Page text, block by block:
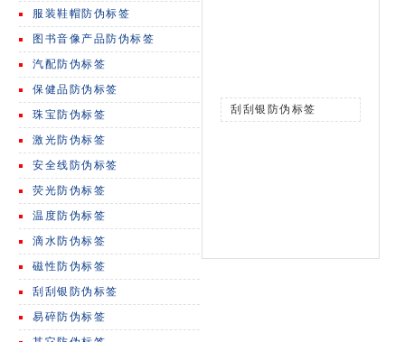
服装鞋帽防伪标签
图书音像产品防伪标签
汽配防伪标签
保健品防伪标签
珠宝防伪标签
激光防伪标签
安全线防伪标签
荧光防伪标签
温度防伪标签
滴水防伪标签
磁性防伪标签
刮刮银防伪标签
易碎防伪标签
刮刮银防伪标签